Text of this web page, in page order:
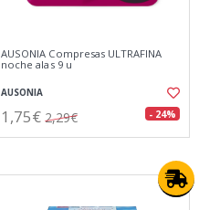
AUSONIA Compresas ULTRAFINA
noche alas 9 u
AUSONIA
1,75€ 2,29€ - 24%